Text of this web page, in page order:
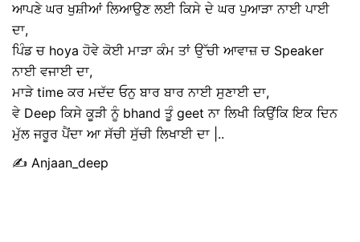
ਆਪਣੇ ਘਰ ਖੁਸ਼ੀਆਂ ਲਿਆਉਣ ਲਈ ਕਿਸੇ ਦੇ ਘਰ ਪੁਆੜਾ ਨਾਈ ਪਾਈ
ਦਾ,
ਪਿੰਡ ਚ hoya ਹੋਵੇ ਕੋਈ ਮਾੜਾ ਕੰਮ ਤਾਂ ਉੱਚੀ ਆਵਾਜ਼ ਚ Speaker
ਨਾਈ ਵਜਾਈ ਦਾ,
ਮਾੜੇ time ਕਰ ਮਦੱਦ ਓਨੁ ਬਾਰ ਬਾਰ ਨਾਈ ਸੁਣਾਈ ਦਾ,
ਵੇ Deep ਕਿਸੇ ਕੂੜੀ ਨੂੰ bhand ਤੂੰ geet ਨਾ ਲਿਖੀ ਕਿਉਂਕਿ ਇਕ ਦਿਨ
ਮੁੱਲ ਜਰੂਰ ਪੈਂਦਾ ਆ ਸੱਚੀ ਸੁੱਚੀ ਲਿਖਾਈ ਦਾ |..
✍️ Anjaan_deep